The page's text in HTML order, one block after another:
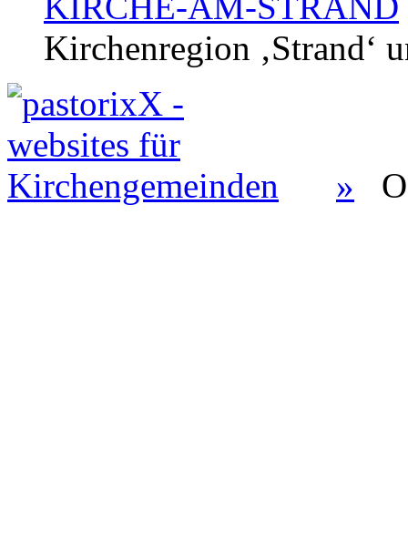
Kirchenregion ‚Strand‘
»